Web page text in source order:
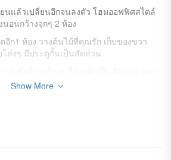
นแล้วเปลี่ยนอีกจนลงตัว โฮมออฟฟิศสไตล์
อนกว้างจุกๆ 2 ห้อง
ก1 ห้อง วางต้นไม้ที่คุณรัก เก็บของขวา
โล่งๆ มีประตูกั้นเป็นสัดส่วน
โล่งยาว ใต้หลังคาไม่ร้อน
านมาเห็นเลยทันที พร้อมหิ้วกระเป๋าเข้าอยู่
Show More